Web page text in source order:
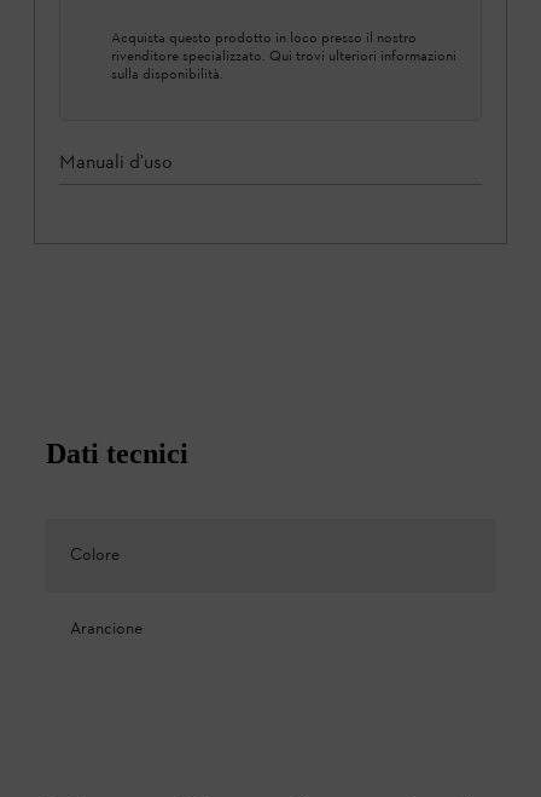
Acquista questo prodotto in loco presso il nostro
rivenditore specializzato. Qui trovi ulteriori informazioni
sulla disponibilità.
Manuali d'uso
Dati tecnici
Colore
Arancione